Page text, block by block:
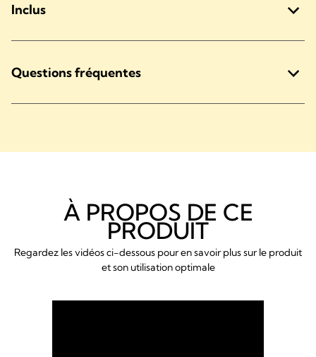
Inclus
Questions fréquentes
À PROPOS DE CE
PRODUIT
Regardez les vidéos ci-dessous pour en savoir plus sur le produit
et son utilisation optimale